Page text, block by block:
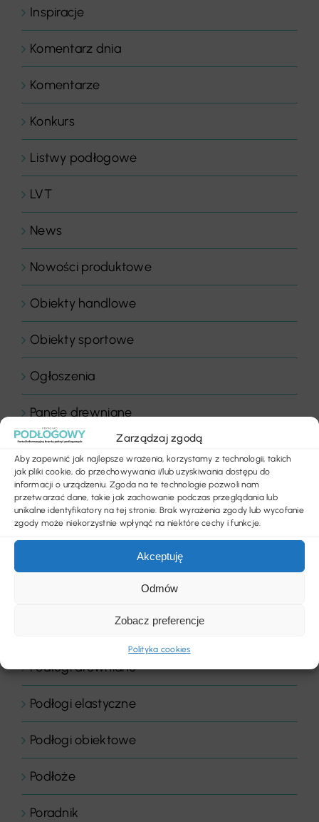
Zarządzaj zgodą
Aby zapewnić jak najlepsze wrażenia, korzystamy z technologii, takich
jak pliki cookie, do przechowywania i/lub uzyskiwania dostępu do
informacji o urządzeniu. Zgoda na te technologie pozwoli nam
przetwarzać dane, takie jak zachowanie podczas przeglądania lub
unikalne identyfikatory na tej stronie. Brak wyrażenia zgody lub wycofanie
zgody może niekorzystnie wpłynąć na niektóre cechy i funkcje.
Akceptuję
Odmów
Zobacz preferencje
Polityka cookies
Inspiracje
Komentarz dnia
Komentarze
Konkurs
Listwy podłogowe
LVT
News
Nowości produktowe
Obiekty handlowe
Obiekty sportowe
Ogłoszenia
Panele drewniane
Placówki edukacyjne
Płytki dywanowe
Podłogi drewniane
Podłogi elastyczne
Podłogi obiektowe
Podłoże
Poradnik